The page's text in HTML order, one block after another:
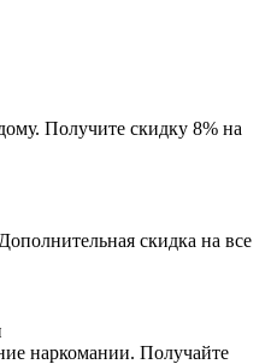
Получите скидку 8% на
скидка на все
наркомании. Получайте